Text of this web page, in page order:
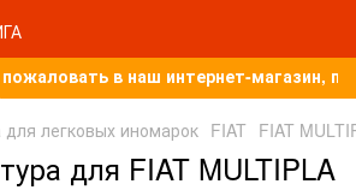
в наш интернет-магазин,
легковых иномарок FIAT FIAT
для FIAT MULTIPLA